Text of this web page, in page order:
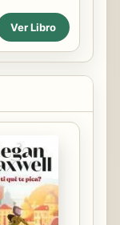
pues
y
ninguna
las técnicas
de que
para
el
la
presenta
Ver Libro